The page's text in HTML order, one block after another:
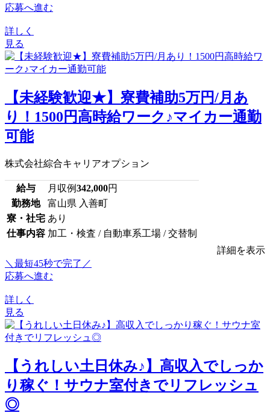
応募へ進む
詳しく
見る
【未経験歓迎★】寮費補助5万円/月あ
り！1500円高時給ワーク♪マイカー通勤
可能
株式会社綜合キャリアオプション
給与 月収例342,000円
勤務地
富山県 入善町
寮・社宅 あり
仕事内容 加工・検査 / 自動車系工場 / 交替制
詳細を表示
＼最短45秒で完了／
応募へ進む
詳しく
見る
【うれしい土日休み♪】高収入でしっか
り稼ぐ！サウナ室付きでリフレッシュ
◎